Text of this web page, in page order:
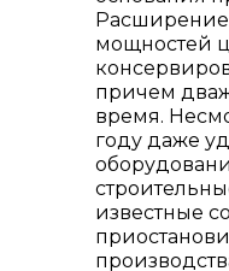
+7 (423)
Расширение
мощностей
причем
время.
году даже
известные